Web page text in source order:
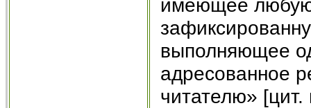
имеющее
выполняющее
адресованное
читателю»